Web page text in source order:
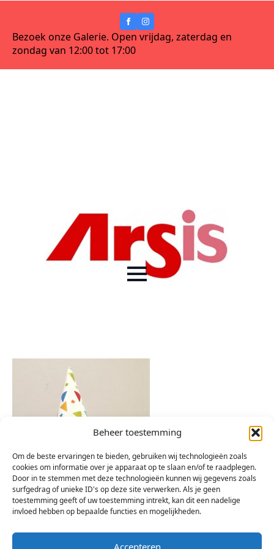
Beheer toestemming
Om de beste ervaringen te bieden, gebruiken wij technologieën zoals
cookies om informatie over je apparaat op te slaan en/of te raadplegen.
Door in te stemmen met deze technologieën kunnen wij gegevens zoals
surfgedrag of unieke ID's op deze site verwerken. Als je geen
toestemming geeft of uw toestemming intrekt, kan dit een nadelige
invloed hebben op bepaalde functies en mogelijkheden.
Accepteren
Bezoek onze Galerie. Open vrijdag, zaterdag en
zondag van 12:00 tot 17:00